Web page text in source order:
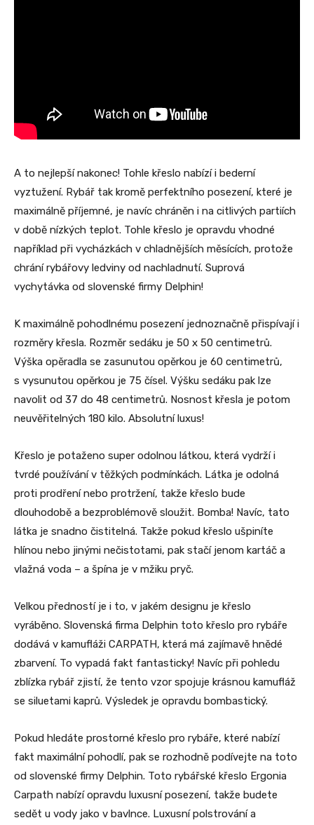
A to nejlepší nakonec! Tohle křeslo nabízí i bederní
vyztužení. Rybář tak kromě perfektního posezení, které je
maximálně příjemné, je navíc chráněn i na citlivých partiích
v době nízkých teplot. Tohle křeslo je opravdu vhodné
například při vycházkách v chladnějších měsících, protože
chrání rybářovy ledviny od nachladnutí. Suprová
vychytávka od slovenské firmy Delphin!
K maximálně pohodlnému posezení jednoznačně přispívají i
rozměry křesla. Rozměr sedáku je 50 x 50 centimetrů.
Výška opěradla se zasunutou opěrkou je 60 centimetrů,
s vysunutou opěrkou je 75 čísel. Výšku sedáku pak lze
navolit od 37 do 48 centimetrů. Nosnost křesla je potom
neuvěřitelných 180 kilo. Absolutní luxus!
Křeslo je potaženo super odolnou látkou, která vydrží i
tvrdé používání v těžkých podmínkách. Látka je odolná
proti prodření nebo protržení, takže křeslo bude
dlouhodobě a bezproblémově sloužit. Bomba! Navíc, tato
látka je snadno čistitelná. Takže pokud křeslo ušpiníte
hlínou nebo jinými nečistotami, pak stačí jenom kartáč a
vlažná voda – a špína je v mžiku pryč.
Velkou předností je i to, v jakém designu je křeslo
vyráběno. Slovenská firma Delphin toto křeslo pro rybáře
dodává v kamufláži CARPATH, která má zajímavě hnědé
zbarvení. To vypadá fakt fantasticky! Navíc při pohledu
zblízka rybář zjistí, že tento vzor spojuje krásnou kamufláž
se siluetami kaprů. Výsledek je opravdu bombastický.
Pokud hledáte prostorné křeslo pro rybáře, které nabízí
fakt maximální pohodlí, pak se rozhodně podívejte na toto
od slovenské firmy Delphin. Toto rybářské křeslo Ergonia
Carpath nabízí opravdu luxusní posezení, takže budete
sedět u vody jako v bavlnce. Luxusní polstrování a